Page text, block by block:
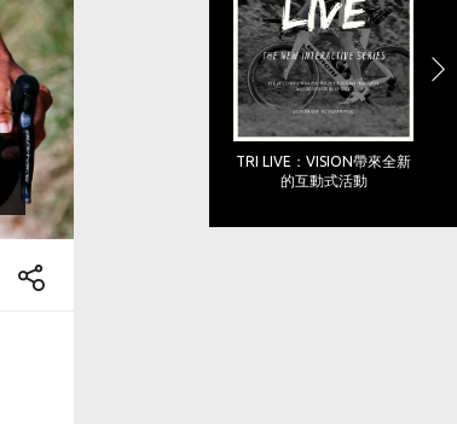
TRI LIVE：VISION帶來全新
的互動式活動